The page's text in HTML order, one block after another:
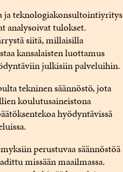
ja teknologiakonsultointiyritys
analysoivat tulokset.
siitä, millaisilla
kansalaisten luottamus
julkisiin palveluihin.
tekninen säännöstö, jota
koulutusaineistona
hyödyntävissä
perustuvaa säännöstöä
missään maailmassa.